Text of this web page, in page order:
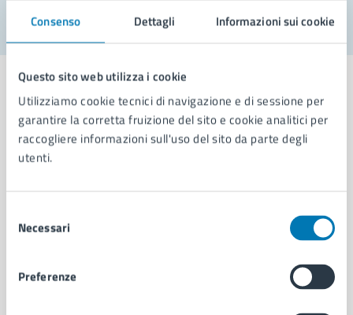
Consenso Dettagli Informazioni sui cookie
Questo sito web utilizza i cookie
Utilizziamo cookie tecnici di navigazione e di sessione per
garantire la corretta fruizione del sito e cookie analitici per
raccogliere informazioni sull'uso del sito da parte degli
utenti.
delNecessari
Preferenze
Comune di Napoli
Organi di governo
Uffici